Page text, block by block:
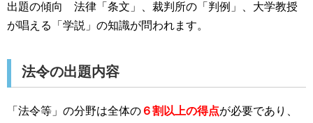
出題の傾向 法律「条文」、裁判所の「判例」、大学教授
が唱える「学説」の知識が問われます。
法令の出題内容
「法令等」の分野は全体の ６割以上の得点が必要であり、